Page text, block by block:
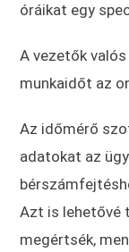
óráikat egy
A vezetők
munkaidőt az
Az időmérő
adatokat az
Azt is lehetővé
megértsék,